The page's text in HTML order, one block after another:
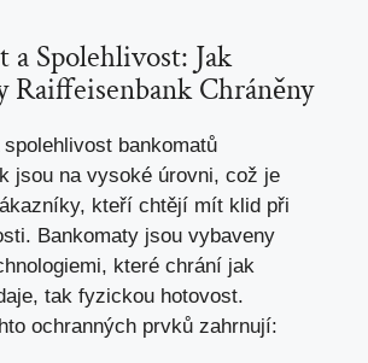
a Spolehlivost: Jak
Raiffeisenbank Chráněny
bankomatů
jsou na vysoké úrovni, což je
kteří chtějí mít klid při
Bankomaty jsou vybaveny
které chrání jak
tak fyzickou hotovost.
ochranných prvků zahrnují: